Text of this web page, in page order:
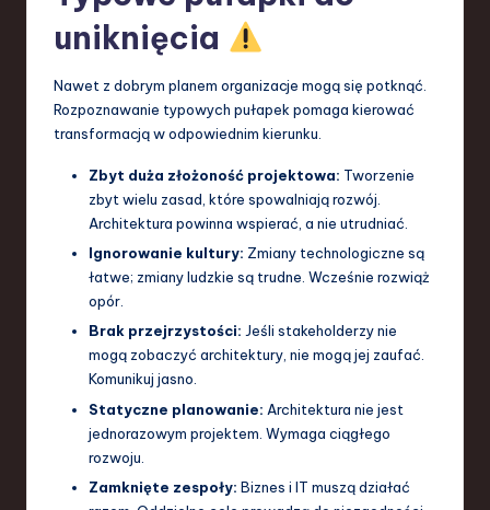
uniknięcia
Nawet z dobrym planem organizacje mogą się potknąć.
Rozpoznawanie typowych pułapek pomaga kierować
transformacją w odpowiednim kierunku.
Zbyt duża złożoność projektowa: Tworzenie
zbyt wielu zasad, które spowalniają rozwój.
Architektura powinna wspierać, a nie utrudniać.
Ignorowanie kultury: Zmiany technologiczne są
łatwe; zmiany ludzkie są trudne. Wcześnie rozwiąż
opór.
Brak przejrzystości: Jeśli stakeholderzy nie
mogą zobaczyć architektury, nie mogą jej zaufać.
Komunikuj jasno.
Statyczne planowanie: Architektura nie jest
jednorazowym projektem. Wymaga ciągłego
rozwoju.
Zamknięte zespoły: Biznes i IT muszą działać